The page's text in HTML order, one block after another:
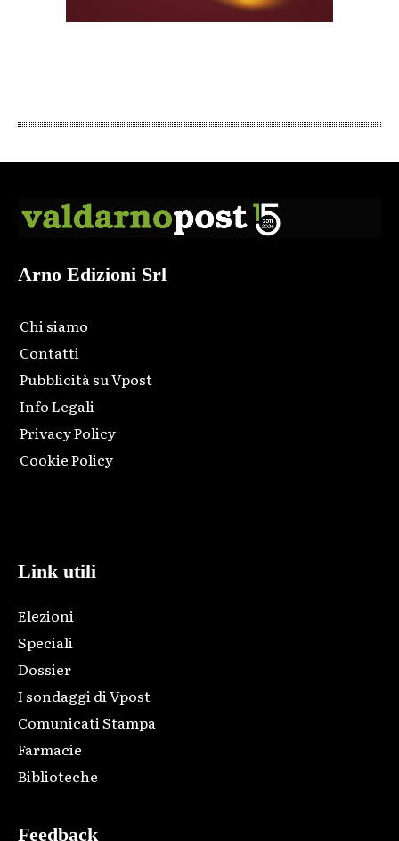
Arno Edizioni Srl
Chi siamo
Contatti
Pubblicità su Vpost
Info Legali
Privacy Policy
Cookie Policy
Link utili
Elezioni
Speciali
Dossier
I sondaggi di Vpost
Comunicati Stampa
Farmacie
Biblioteche
Feedback